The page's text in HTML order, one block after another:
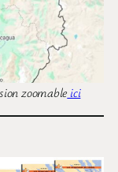
zoomable ici